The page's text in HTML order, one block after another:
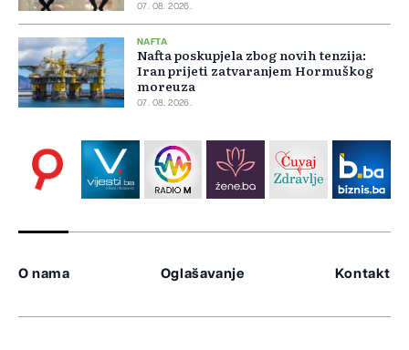
07. 08. 2026.
NAFTA
Nafta poskupjela zbog novih tenzija:
Iran prijeti zatvaranjem Hormuškog
moreuza
07. 08. 2026.
O nama Oglašavanje Kontakt